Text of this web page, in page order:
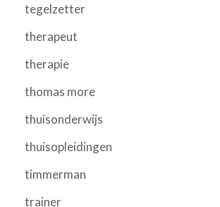
tegelzetter
therapeut
therapie
thomas more
thuisonderwijs
thuisopleidingen
timmerman
trainer